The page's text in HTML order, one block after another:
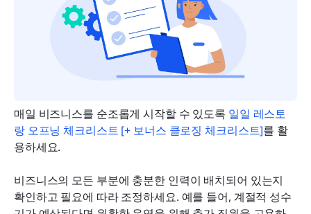
매일 비즈니스를 순조롭게 시작할 수 있도록 일일 레스토
랑 오프닝 체크리스트 [+ 보너스 클로징 체크리스트]를 활
용하세요.
비즈니스의 모든 부분에 충분한 인력이 배치되어 있는지
확인하고 필요에 따라 조정하세요. 예를 들어, 계절적 성수